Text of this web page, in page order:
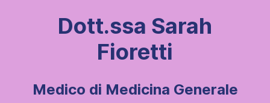
Dott.ssa Sarah
Fioretti
Medico di Medicina Generale